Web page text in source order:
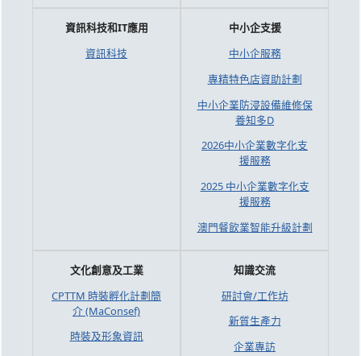
資訊科技和IT應用
資訊科技
中小企支援
中小企服務
專精特色店資助計劃
中小企業防浸設備維修保
養知多D
2026中小企業數字化支
援服務
2025 中小企業數字化支
援服務
澳門餐飲業智能升級計劃
文化創意及工業
CPTTM 時裝孵化計劃簡
介 (MaConsef)
時裝及形象資訊
知識交流
研討會/工作坊
新質生產力
企業專訪